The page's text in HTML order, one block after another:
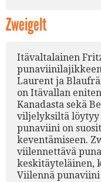
Zweigelt
Itävaltalainen
punaviinilajikkeen
Laurent ja
on Itävallan
Kanadasta sekä
viljelyksiltä löytyy
punaviini on
keventämiseen.
viilennettävä
keskitäyteläinen,
Viilennä punaviini